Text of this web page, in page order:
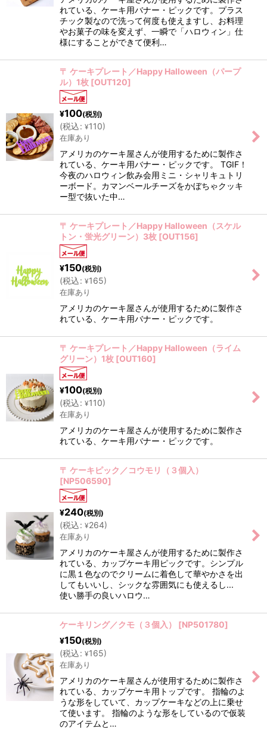
れている、ケーキ用バナー・ピックです。プラス
チック製なので洗って何度も使えますし、お料理
やお菓子の味を変えず、一瞬で「ハロウィン」仕
様にすることができて便利…
〒 ケーキプレート／Happy Halloween（パープ
ル）1枚 [OUT120]
¥100(税別)
(税込: ¥110)
在庫あり
アメリカのケーキ屋さんが使用するために製作さ
れている、ケーキ用バナー・ピックです。 TGIF！
今夜のハロウィン飲み会用ミニ・シャリキュトリ
ーボード。カマンベールチーズをかぼちゃクッキ
ー型で抜いた中…
〒 ケーキプレート／Happy Halloween（スケル
トン・蛍光グリーン）3枚 [OUT156]
¥150(税別)
(税込: ¥165)
在庫あり
アメリカのケーキ屋さんが使用するために製作さ
れている、ケーキ用バナー・ピックです。
〒 ケーキプレート／Happy Halloween（ライム
グリーン）1枚 [OUT160]
¥100(税別)
(税込: ¥110)
在庫あり
アメリカのケーキ屋さんが使用するために製作さ
れている、ケーキ用バナー・ピックです。
〒 ケーキピック／コウモリ（３個入）
[NP506590]
¥240(税別)
(税込: ¥264)
在庫あり
アメリカのケーキ屋さんが使用するために製作さ
れている、カップケーキ用ピックです。シンプル
に黒１色なのでクリームに着色して華やかさを出
してもいいし、シックな雰囲気にも使えるし...
使い勝手の良いハロウ…
ケーキリング／クモ（３個入） [NP501780]
¥150(税別)
(税込: ¥165)
在庫あり
アメリカのケーキ屋さんが使用するために製作さ
れている、カップケーキ用トップです。 指輪のよ
うな形をしていて、カップケーキなどの上に乗せ
て使います。 指輪のような形をしているので仮装
のアイテムと…